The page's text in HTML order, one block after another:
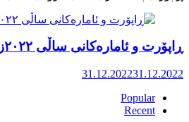
ڕاپۆرت و ئامارەکانی ساڵی ٢٠٢٢زایینی پەیوەست بە خۆکوژی منداڵان لە کوردستان
31.12.202231.12.2022
Popular
Recent